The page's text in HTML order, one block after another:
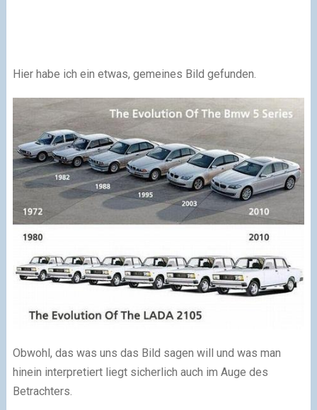
Hier habe ich ein etwas, gemeines Bild gefunden.
Obwohl, das was uns das Bild sagen will und was man
hinein interpretiert liegt sicherlich auch im Auge des
Betrachters.